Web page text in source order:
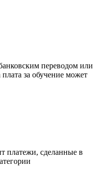
переводом или
за обучение может
платежи, сделанные в